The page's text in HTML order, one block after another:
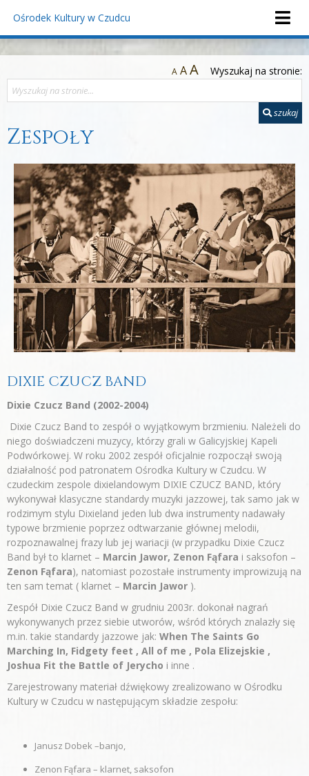
Ośrodek Kultury w Czudcu
A AA Wyszukaj na stronie:
szukaj
Zespoły
DIXIE CZUCZ BAND
Dixie Czucz Band (2002-2004)
Dixie Czucz Band to zespół o wyjątkowym brzmieniu. Należeli do
niego doświadczeni muzycy, którzy grali w Galicyjskiej Kapeli
Podwórkowej. W roku 2002 zespół oficjalnie rozpoczął swoją
działalność pod patronatem Ośrodka Kultury w Czudcu. W
czudeckim zespole dixielandowym DIXIE CZUCZ BAND, który
wykonywał klasyczne standardy muzyki jazzowej, tak samo jak w
rodzimym stylu Dixieland jeden lub dwa instrumenty nadawały
typowe brzmienie poprzez odtwarzanie głównej melodii,
rozpoznawalnej frazy lub jej wariacji (w przypadku Dixie Czucz
Band był to klarnet – Marcin Jawor, Zenon Fąfara i saksofon –
Zenon Fąfara), natomiast pozostałe instrumenty improwizują na
ten sam temat ( klarnet – Marcin Jawor ).
Zespół Dixie Czucz Band w grudniu 2003r. dokonał nagrań
wykonywanych przez siebie utworów, wśród których znalazły się
m.in. takie standardy jazzowe jak: When The Saints Go
Marching In, Fidgety feet , All of me , Pola Elizejskie ,
Joshua Fit the Battle of Jerycho i inne .
Zarejestrowany materiał dźwiękowy zrealizowano w Ośrodku
Kultury w Czudcu w następującym składzie zespołu:
Janusz Dobek –banjo,
Zenon Fąfara – klarnet, saksofon